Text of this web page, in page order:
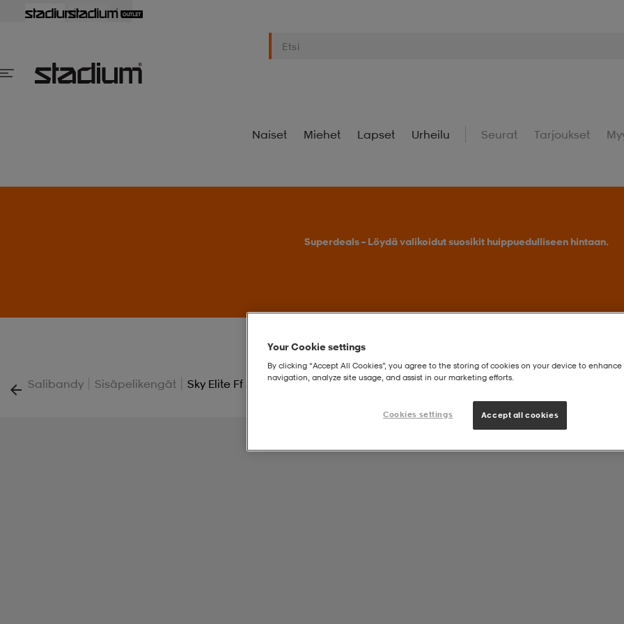
Naiset Miehet Lapset Urheilu Seurat Tarjoukset
Osta 2 tai enemmän, saat -25 % outdoor-tuotteista.
Salibandy | Sisäpelikengät | Sky Elite Ff 3
Your Cookie settings
By clicking “Accept All Cookies”, you agree to the storing of cookies on your device to enhance
navigation, analyze site usage, and assist in our marketing efforts.
Cookies settings Accept all cookies